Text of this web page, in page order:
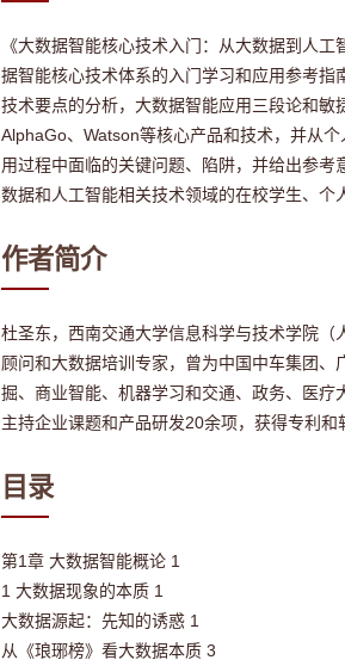
《大数据智能核心技术入门：从大数据到人
据智能核心技术体系的入门学习和应用参考
技术要点的分析，大数据智能应用三段论和
AlphaGo、Watson等核心产品和技术，并从
用过程中面临的关键问题、陷阱，并给出参
数据和人工智能相关技术领域的在校学生、
作者简介
杜圣东，西南交通大学信息科学与技术学院
顾问和大数据培训专家，曾为中国中车集团
掘、商业智能、机器学习和交通、政务、医
主持企业课题和产品研发20余项，获得专利
目录
第1章 大数据智能概论 1
1 大数据现象的本质 1
大数据源起：先知的诱惑 1
从《琅琊榜》看大数据本质 3